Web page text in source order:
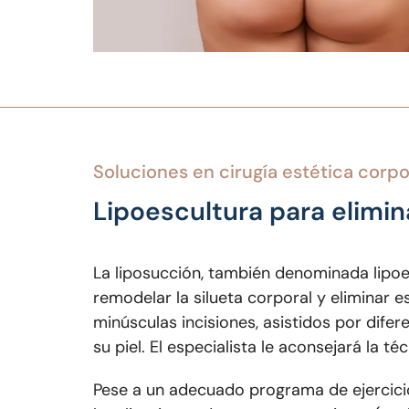
soluciones en cirugía estética
Lipoescultura para
La liposucción, también denominada
remodelar la silueta corporal y eliminar
minúsculas incisiones, asistidos por
su piel. El especialista le aconsejará la
Pese a un adecuado programa de